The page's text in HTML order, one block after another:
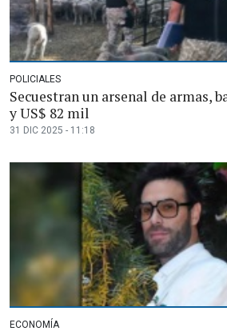
POLICIALES
Secuestran un arsenal de armas,
y US$ 82 mil
31 DIC 2025 - 11:18
ECONOMÍA